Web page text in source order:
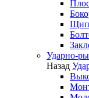
Ударно-
Назад